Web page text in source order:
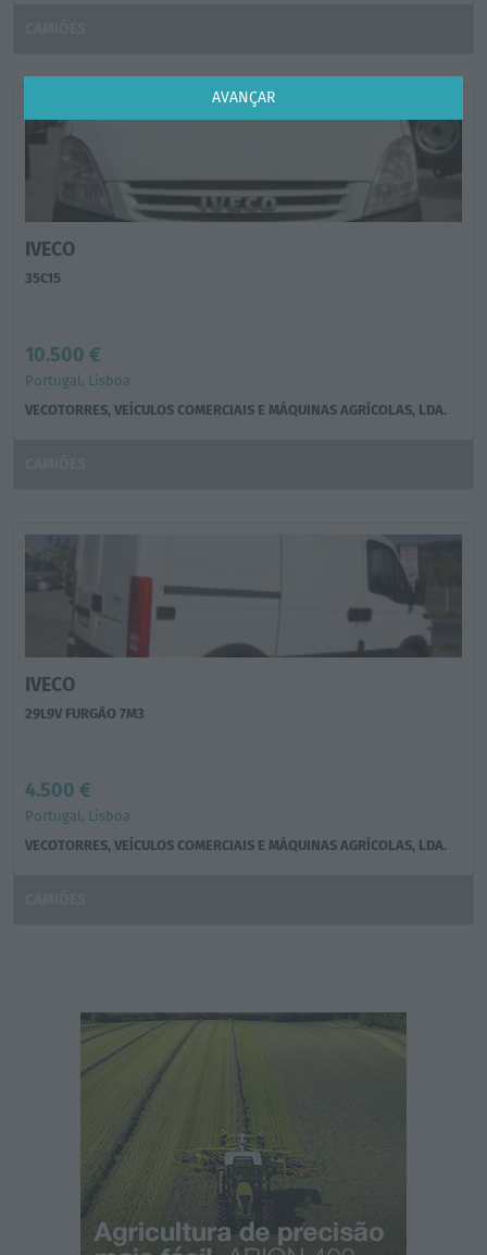
AVANÇAR
IVECO
35C15
10.500 €
Portugal, Lisboa
VECOTORRES, VEÍCULOS COMERCIAIS E MÁQUINAS AGRÍCOLAS, LDA.
IVECO
29L9V FURGÃO 7M3
4.500 €
Portugal, Lisboa
VECOTORRES, VEÍCULOS COMERCIAIS E MÁQUINAS AGRÍCOLAS, LDA.